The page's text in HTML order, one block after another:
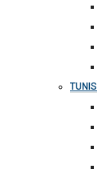
TUNIS